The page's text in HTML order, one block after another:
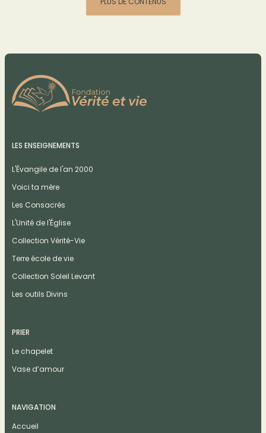
LES ENSEIGNEMENTS
L'Évangile de l'an 2000
Voici ta mère
Les Consacrés
L'Unité de l'Église
Collection Vérité-Vie
Terre école de vie
Collection Soleil Levant
Les outils Divins
PRIER
Le chapelet
Vase d’amour
NAVIGATION
Accueil